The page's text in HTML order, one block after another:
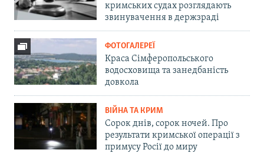
кримських судах розглядають
звинувачення в держзраді
ФОТОГАЛЕРЕЇ
Краса Сімферопольського
водосховища та занедбаність
довкола
ВІЙНА ТА КРИМ
Сорок днів, сорок ночей. Про
результати кримської операції з
примусу Росії до миру